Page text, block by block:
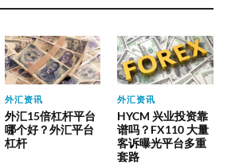
外汇资讯
外汇15倍杠杆平台
哪个好？外汇平台
杠杆
外汇资讯
HYCM 兴业投资靠
谱吗？FX110 大量
客诉曝光平台多重
套路